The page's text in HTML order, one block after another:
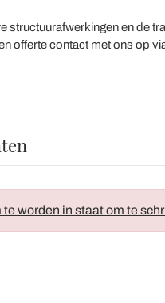
structuurafwerkingen en de
offerte contact met ons op
worden in staat om te